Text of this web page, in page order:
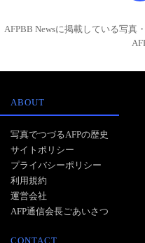
AFPBB Newsに掲載している写
ABOUT
写真でつづるAFPの歴史
サイトポリシー
プライバシーポリシー
利用規約
運営会社
AFP通信会長ごあいさつ
CONTACT